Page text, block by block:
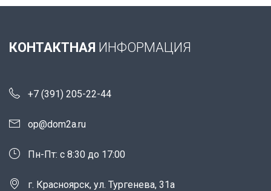
КОНТАКТНАЯ ИНФОРМАЦИЯ
+7 (391) 205-22-44
op@dom2a.ru
Пн-Пт: c 8:30 до 17:00
г. Красноярск, ул. Тургенева, 31а